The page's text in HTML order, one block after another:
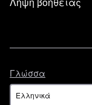
Λήψη βοήθειας
Γλώσσα